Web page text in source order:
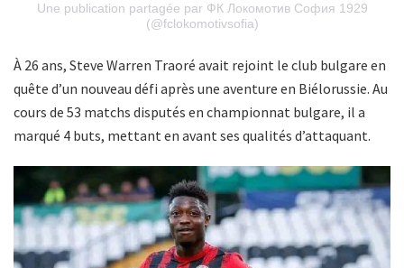
Une publication partagée par ФК Локомотив София 1929
(@fclokomotivsofia)
À 26 ans, Steve Warren Traoré avait rejoint le club bulgare en
quête d’un nouveau défi après une aventure en Biélorussie. Au
cours de 53 matchs disputés en championnat bulgare, il a
marqué 4 buts, mettant en avant ses qualités d’attaquant.